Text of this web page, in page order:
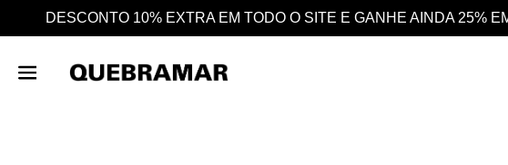
SITE E GANHE AINDA 25% EM CASHBACK EM TODAS AS COMPRAS